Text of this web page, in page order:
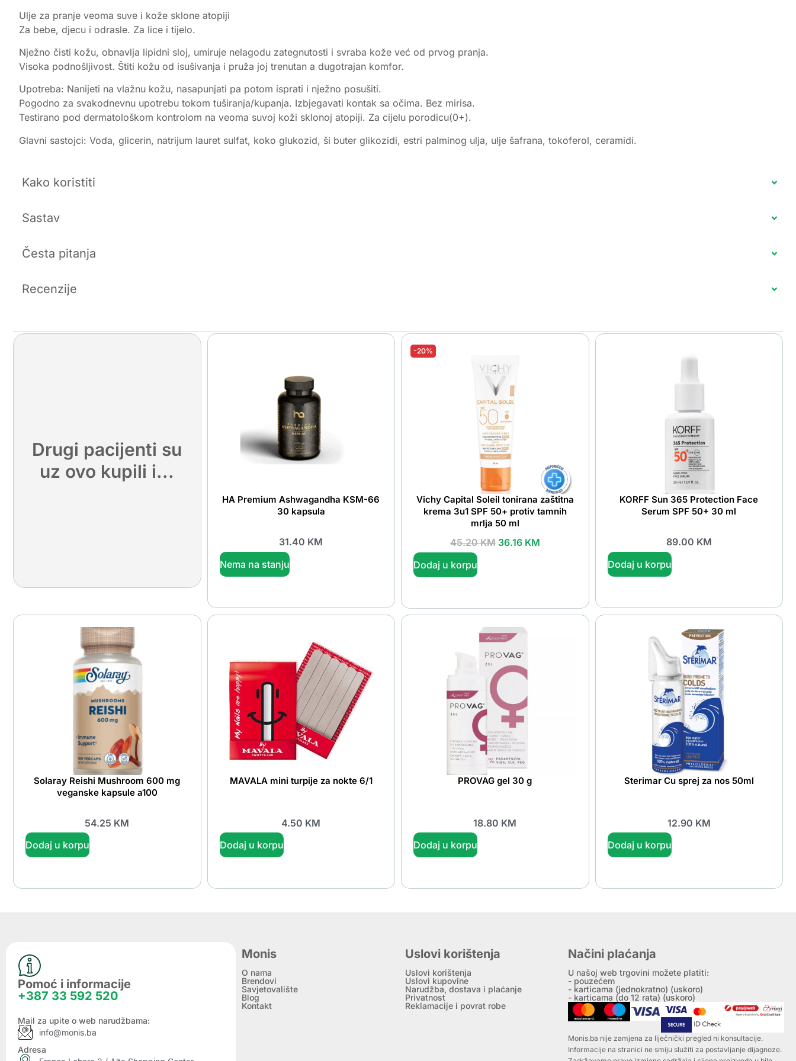
Ulje za pranje veoma suve i kože sklone atopiji
Za bebe, djecu i odrasle. Za lice i tijelo.
Nježno čisti kožu, obnavlja lipidni sloj, umiruje nelagodu zategnutosti i svraba kože već od prvog pranja.
Visoka podnošljivost. Štiti kožu od isušivanja i pruža joj trenutan a dugotrajan komfor.
Upotreba: Nanijeti na vlažnu kožu, nasapunjati pa potom isprati i nježno posušiti.
Pogodno za svakodnevnu upotrebu tokom tuširanja/kupanja. Izbjegavati kontak sa očima. Bez mirisa.
Testirano pod dermatološkom kontrolom na veoma suvoj koži sklonoj atopiji. Za cijelu porodicu(0+).
Glavni sastojci: Voda, glicerin, natrijum lauret sulfat, koko glukozid, ši buter glikozidi, estri palminog ulja, ulje šafrana, tokoferol, ceramidi.
Kako koristiti
Sastav
Česta pitanja
Recenzije
Drugi pacijenti su
uz ovo kupili i...
HA Premium Ashwagandha KSM-66
30 kapsula
31.40 KM
Nema na stanju
-20%
Vichy Capital Soleil tonirana zaštitna
krema 3u1 SPF 50+ protiv tamnih
mrlja 50 ml
45.20KM 36.16 KM
Dodaj u korpu
KORFF Sun 365 Protection Face
Serum SPF 50+ 30 ml
89.00 KM
Dodaj u korpu
Solaray Reishi Mushroom 600 mg
veganske kapsule a100
54.25 KM
Dodaj u korpu
MAVALA mini turpije za nokte 6/1
4.50 KM
Dodaj u korpu
PROVAG gel 30 g
18.80 KM
Dodaj u korpu
Sterimar Cu sprej za nos 50ml
12.90 KM
Dodaj u korpu
Pomoć i informacije
+387 33 592 520
Mail za upite o web narudžbama:
info@monis.ba
Adresa
Monis
O nama
Brendovi
Savjetovalište
Blog
Kontakt
Uslovi korištenja
Uslovi korištenja
Uslovi kupovine
Narudžba, dostava i plaćanje
Privatnost
Reklamacije i povrat robe
Načini plaćanja
U našoj web trgovini možete platiti:
- pouzećem
- karticama (jednokratno) (uskoro)
- karticama (do 12 rata) (uskoro)
Monis.ba nije zamjena za liječnički pregled ni konsultacije.
Informacije na stranici ne smiju služiti za postavljanje dijagnoze.